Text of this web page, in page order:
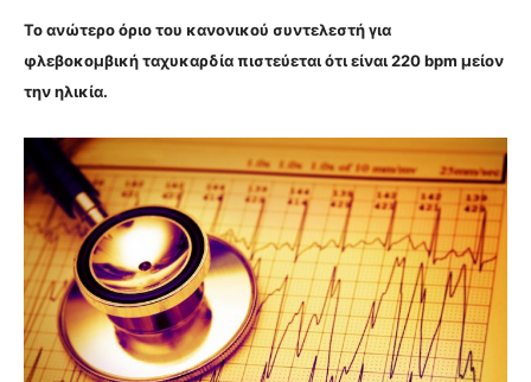
Το ανώτερο όριο του κανονικού συντελεστή για
φλεβοκομβική ταχυκαρδία πιστεύεται ότι είναι 220 bpm μείον
την ηλικία.